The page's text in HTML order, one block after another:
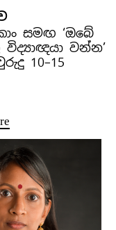
සමඟ ‘ඔබේ
වන්න’
10–15